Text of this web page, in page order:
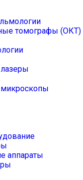
томографы (ОКТ)
аппараты